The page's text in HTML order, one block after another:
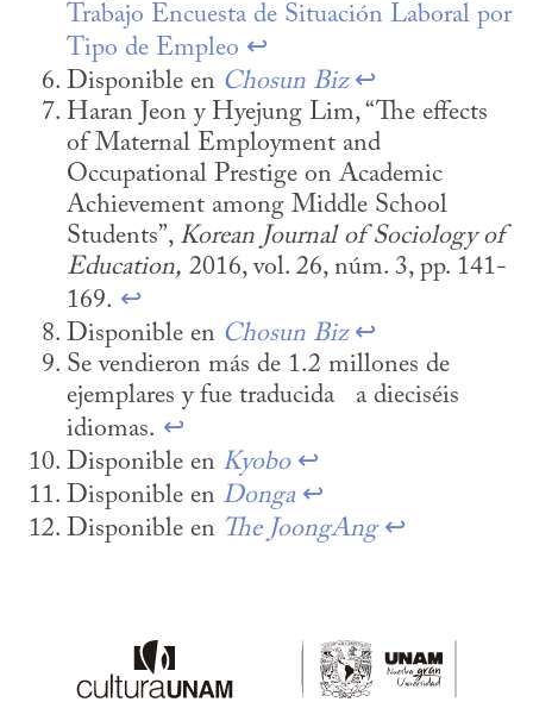
Trabajo Encuesta de Situación Laboral por
Tipo de Empleo ↩
Disponible en Chosun Biz ↩
Haran Jeon y Hyejung Lim, “The effects
of Maternal Employment and
Occupational Prestige on Academic
Achievement among Middle School
Students”, Korean Journal of Sociology of
Education, 2016, vol. 26, núm. 3, pp. 141-
169. ↩
Disponible en Chosun Biz ↩
Se vendieron más de 1.2 millones de
ejemplares y fue traducida   a dieciséis
idiomas. ↩
Disponible en Kyobo ↩
Disponible en Donga ↩
Disponible en The JoongAng ↩